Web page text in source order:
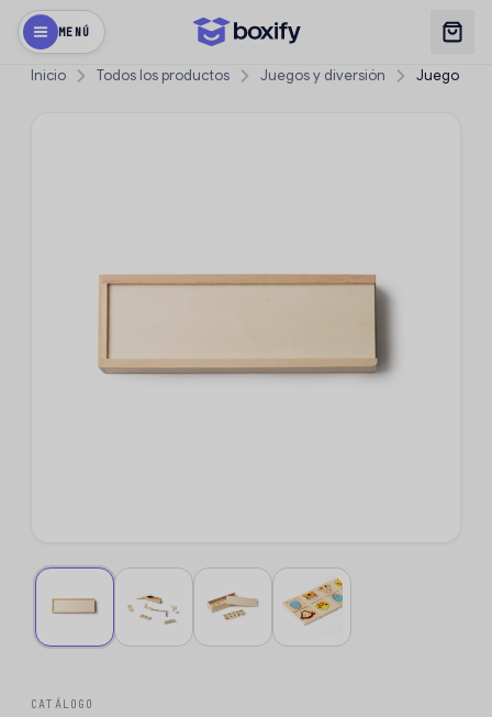
MENÚ
Inicio Todos los productos Juegos y diversión Juego
CATÁLOGO